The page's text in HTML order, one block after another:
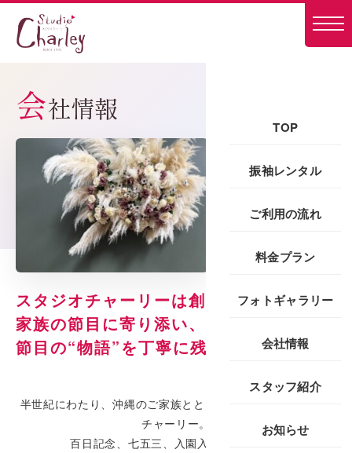
TOP
振袖レンタル
ご利用の流れ
料金プラン
フォトギャラリー
会社情報
スタッフ紹介
お知らせ
会社情報
スタジオチャーリーは創業51年
家族の節目に寄り添い、
節目の“物語”を丁寧に残してきました。
半世紀にわたり、沖縄のご家族とともに歩んできたスタジオ
チャーリー。
百日記念、七五三、入園入学、成人式 —